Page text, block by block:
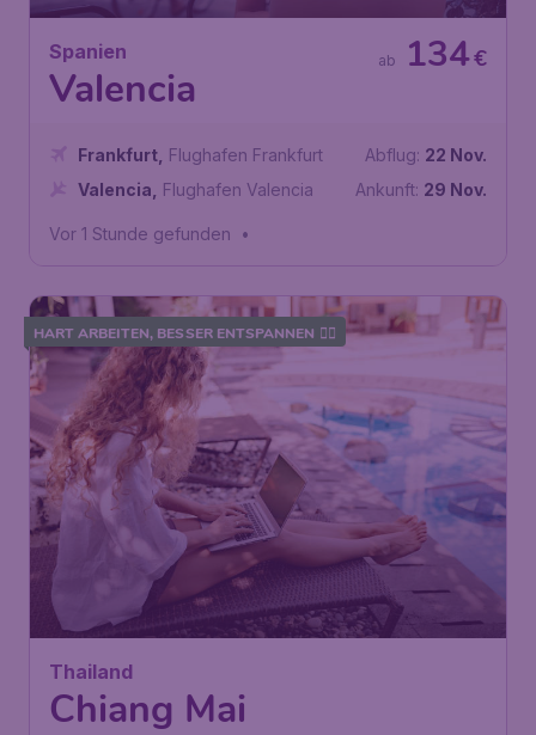
Spanien
Valencia
€
134
ab
Frankfurt Flughafen Frankfurt
Valencia
Flughafen Valencia
Abflug: 22 Nov.
Ankunft: 29 Nov.
Vor 1 Stunde gefunden •
HART ARBEITEN, BESSER ENTSPANNEN 🧘‍♂️
Thailand
Chiang Mai
513
ab
Suvarnabhumi
Vor 1 Stunde gefunden